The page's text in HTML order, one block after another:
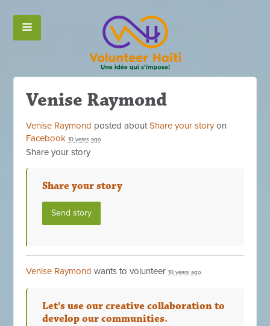
Venise Raymond
Venise Raymond posted aboutShare your storyon
Facebook 10 years ago
Share your story
Share your story
Send story
Venise Raymond wants to volunteer10 years ago
Let's use our creative collaboration to
develop our communities.